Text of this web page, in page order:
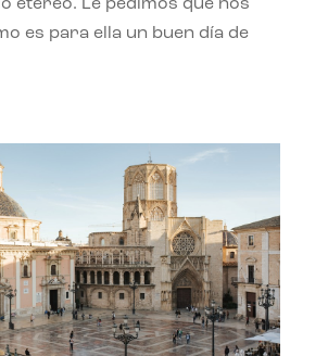
etéreo. Le pedimos que nos
es para ella un buen día de